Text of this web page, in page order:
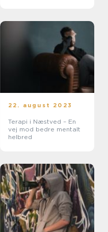
22. august 2023
Terapi i Næstved – En
vej mod bedre mentalt
helbred